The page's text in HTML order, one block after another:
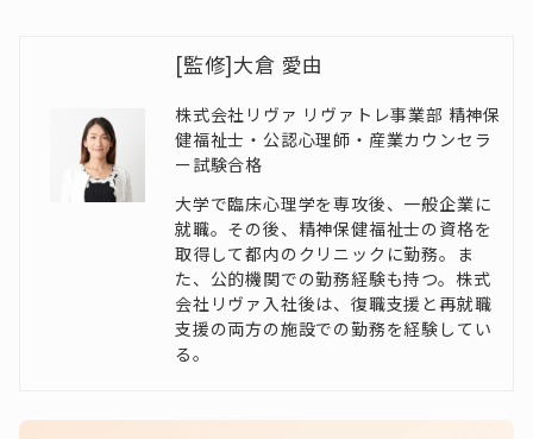
[監修]大倉 愛由
株式会社リヴァ リヴァトレ事業部 精神保
健福祉士・公認心理師・産業カウンセラ
ー試験合格
大学で臨床心理学を専攻後、一般企業に
就職。その後、精神保健福祉士の資格を
取得して都内のクリニックに勤務。ま
た、公的機関での勤務経験も持つ。株式
会社リヴァ入社後は、復職支援と再就職
支援の両方の施設での勤務を経験してい
る。